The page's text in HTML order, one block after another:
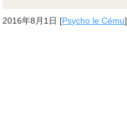
2016年8月1日 [Psycho le Cému]